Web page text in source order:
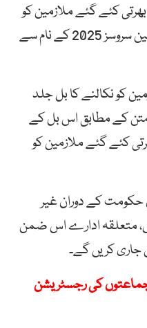
کئے گئے ملازمین کو
ہٹانے کیلئے خیبرپختونخوا ملازمین سروسز 2025 کے نام سے
کو نکالنے کا بل جلد
کے مطابق اس بل کے
کئے گئے ملازمین کو
حکومت کے دوران غیر
متعلقہ ادارے اس ضمن
جاری کریں گے۔
کی رجسٹریشن